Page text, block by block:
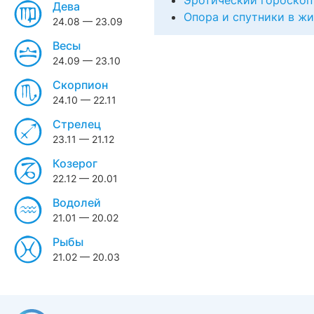
Дева
24.08 — 23.09
Весы
24.09 — 23.10
Скорпион
24.10 — 22.11
Стрелец
23.11 — 21.12
Козерог
22.12 — 20.01
Водолей
21.01 — 20.02
Рыбы
21.02 — 20.03
Опора и спутники в